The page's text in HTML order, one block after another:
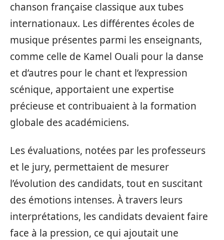
chanson française classique aux tubes
internationaux. Les différentes écoles de
musique présentes parmi les enseignants,
comme celle de Kamel Ouali pour la danse
et d’autres pour le chant et l’expression
scénique, apportaient une expertise
précieuse et contribuaient à la formation
globale des académiciens.
Les évaluations, notées par les professeurs
et le jury, permettaient de mesurer
l’évolution des candidats, tout en suscitant
des émotions intenses. À travers leurs
interprétations, les candidats devaient faire
face à la pression, ce qui ajoutait une